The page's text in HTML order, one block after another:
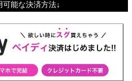
可能な決済方法↓